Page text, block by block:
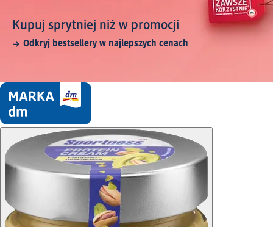
Kupuj sprytniej niż w promocji
Odkryj bestsellery w najlepszych cenach